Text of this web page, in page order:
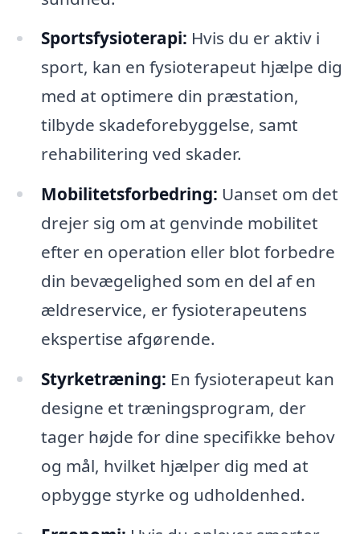
Sportsfysioterapi: Hvis du er aktiv i
sport, kan en fysioterapeut hjælpe dig
med at optimere din præstation,
tilbyde skadeforebyggelse, samt
rehabilitering ved skader.
Mobilitetsforbedring: Uanset om det
drejer sig om at genvinde mobilitet
efter en operation eller blot forbedre
din bevægelighed som en del af en
ældreservice, er fysioterapeutens
ekspertise afgørende.
Styrketræning: En fysioterapeut kan
designe et træningsprogram, der
tager højde for dine specifikke behov
og mål, hvilket hjælper dig med at
opbygge styrke og udholdenhed.